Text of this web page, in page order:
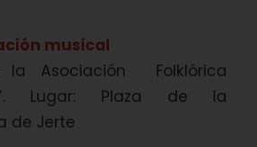
musical
Asociación Folklórica
Lugar: Plaza de la
de Jerte